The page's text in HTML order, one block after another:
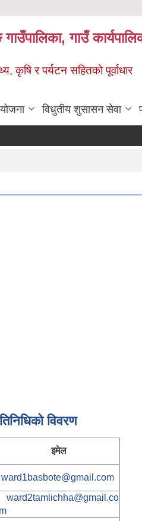
गाउँ
कृषि र पर्यटन सहितको पूर्वाधार
विधुतीय शुसासन सेवा
विवरण
इमेल
ward1basbote@gmail.com
ward2tamlichha@gmail.co
m